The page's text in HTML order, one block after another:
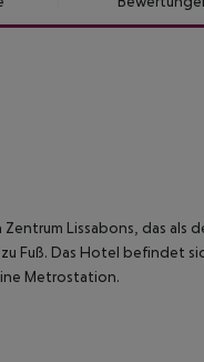
Lissabons, das
Fuß. Das Hotel befindet
Metrostation.